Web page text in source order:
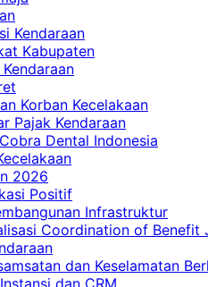
Kendaraan
Kabupaten
Korban Kecelakaan
Pajak Kendaraan
Dental Indonesia
2026
Positif
Infrastruktur
Coordination of Benefit
dan Keselamatan
dan CRM